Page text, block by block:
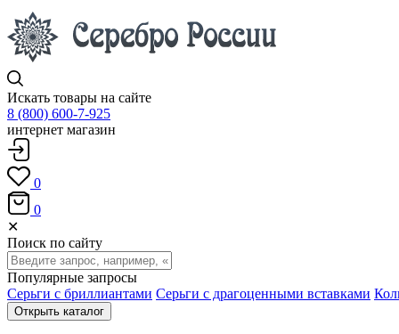
Искать товары на сайте
8 (800) 600-7-925
интернет магазин
0
0
✕
Поиск по сайту
Популярные запросы
Серьги с бриллиантами Серьги с драгоценными вставками
Открыть каталог